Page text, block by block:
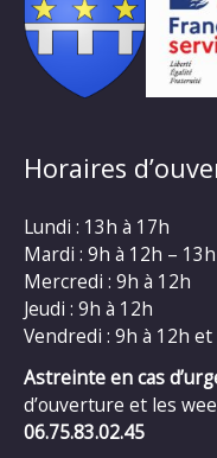
Horaires
Lundi : 13h à 17h
Mardi : 9h à 12h –
Mercredi : 9h à 12h
Jeudi : 9h à 12h
Vendredi : 9h à 12h
Astreinte en cas
d’ouverture et les
06.75.83.02.45